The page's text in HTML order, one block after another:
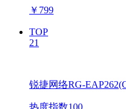
￥ 799
TOP
21
锐捷网络RG-
热度指数100